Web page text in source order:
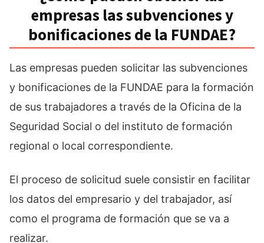
empresas las subvenciones y
bonificaciones de la FUNDAE?
Las empresas pueden solicitar las subvenciones
y bonificaciones de la FUNDAE para la formación
de sus trabajadores a través de la Oficina de la
Seguridad Social o del instituto de formación
regional o local correspondiente.
El proceso de solicitud suele consistir en facilitar
los datos del empresario y del trabajador, así
como el programa de formación que se va a
realizar.